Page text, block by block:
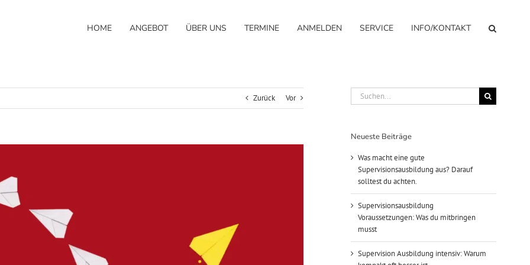
HOME ANGEBOT ÜBER UNS TERMINE ANMELDEN SERVICE INFO/KONTAKT
Zurück Vor
Suche
nach:
Neueste Beiträge
Was macht eine gute
Supervisionsausbildung aus? Darauf
solltest du achten.
Supervisionsausbildung
Voraussetzungen: Was du mitbringen
musst
Supervision Ausbildung intensiv: Warum